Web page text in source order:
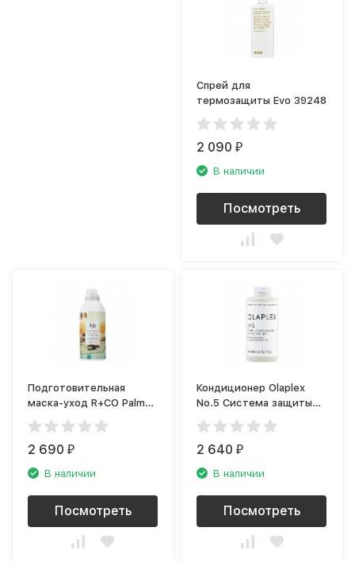
Спрей для
термозащиты Evo 39248
2 090₽
В наличии
Посмотреть
Подготовительная
маска-уход R+CO Palm
Springs R1MAINT05A1
2 690₽
В наличии
Посмотреть
Кондиционер Olaplex
No.5 Система защиты
волос
2 640₽
В наличии
Посмотреть